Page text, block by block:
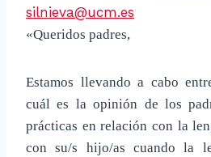
silnieva@ucm.es
«Queridos padres,
Estamos llevando a cabo
cuál es la opinión de los
prácticas en relación con la
con su/s hijo/as cuando la